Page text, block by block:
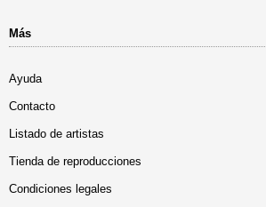
Más
Ayuda
Contacto
Listado de artistas
Tienda de reproducciones
Condiciones legales